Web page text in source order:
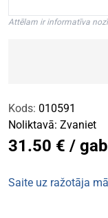
Attēlam ir informatīva
Kods: 010591
Noliktavā: Zvaniet
31.50 € / gab
Saite uz ražotāja